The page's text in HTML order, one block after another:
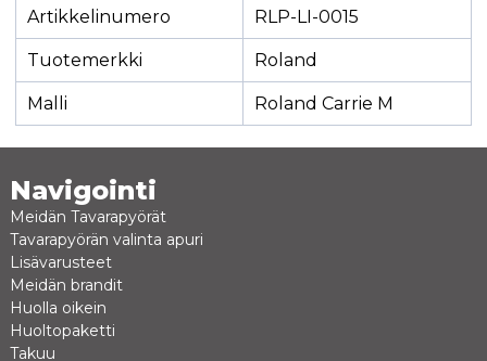
Artikkelinumero RLP-LI-0015
Tuotemerkki Roland
Malli Roland Carrie M
Navigointi
Meidän Tavarapyörät
Tavarapyörän valinta apuri
Lisävarusteet
Meidän brandit
Huolla oikein
Huoltopaketti
Takuu